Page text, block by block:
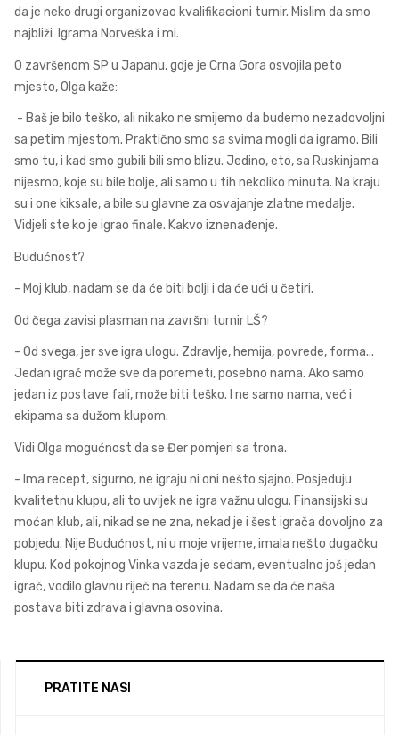
da je neko drugi organizovao kvalifikacioni turnir. Mislim da smo
najbliži Igrama Norveška i mi.
O završenom SP u Japanu, gdje je Crna Gora osvojila peto
mjesto, Olga kaže:
- Baš je bilo teško, ali nikako ne smijemo da budemo nezadovoljni
sa petim mjestom. Praktično smo sa svima mogli da igramo. Bili
smo tu, i kad smo gubili bili smo blizu. Jedino, eto, sa Ruskinjama
nijesmo, koje su bile bolje, ali samo u tih nekoliko minuta. Na kraju
su i one kiksale, a bile su glavne za osvajanje zlatne medalje.
Vidjeli ste ko je igrao finale. Kakvo iznenađenje.
Budućnost?
- Moj klub, nadam se da će biti bolji i da će ući u četiri.
Od čega zavisi plasman na završni turnir LŠ?
- Od svega, jer sve igra ulogu. Zdravlje, hemija, povrede, forma...
Jedan igrač može sve da poremeti, posebno nama. Ako samo
jedan iz postave fali, može biti teško. I ne samo nama, već i
ekipama sa dužom klupom.
Vidi Olga mogućnost da se Đer pomjeri sa trona.
- Ima recept, sigurno, ne igraju ni oni nešto sjajno. Posjeduju
kvalitetnu klupu, ali to uvijek ne igra važnu ulogu. Finansijski su
moćan klub, ali, nikad se ne zna, nekad je i šest igrača dovoljno za
pobjedu. Nije Budućnost, ni u moje vrijeme, imala nešto dugačku
klupu. Kod pokojnog Vinka vazda je sedam, eventualno još jedan
igrač, vodilo glavnu riječ na terenu. Nadam se da će naša
postava biti zdrava i glavna osovina.
PRATITE NAS!